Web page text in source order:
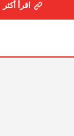
اقرأ أكثر